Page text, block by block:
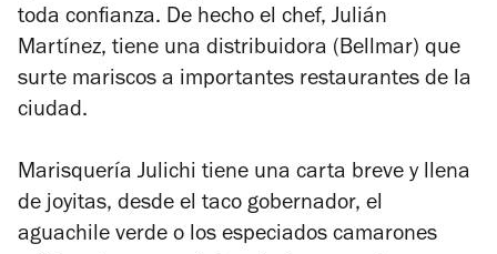
toda confianza. De hecho el chef, Julián
Martínez, tiene una distribuidora (Bellmar) que
surte mariscos a importantes restaurantes de la
ciudad.
Marisquería Julichi tiene una carta breve y llena
de joyitas, desde el taco gobernador, el
aguachile verde o los especiados camarones